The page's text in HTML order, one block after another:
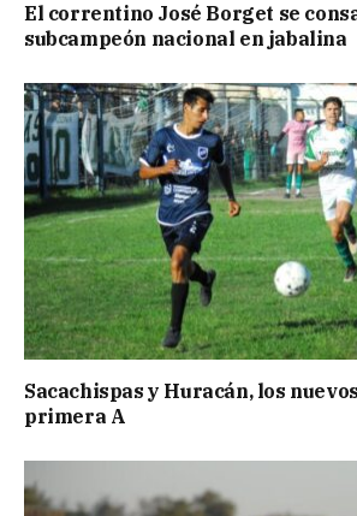
El correntino José Borget se
subcampeón nacional en jabalina
Sacachispas y Huracán, los
primera A